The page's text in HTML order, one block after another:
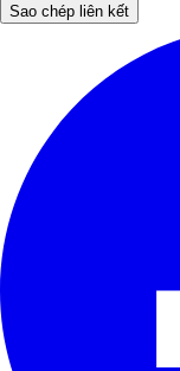
Sao chép liên kết